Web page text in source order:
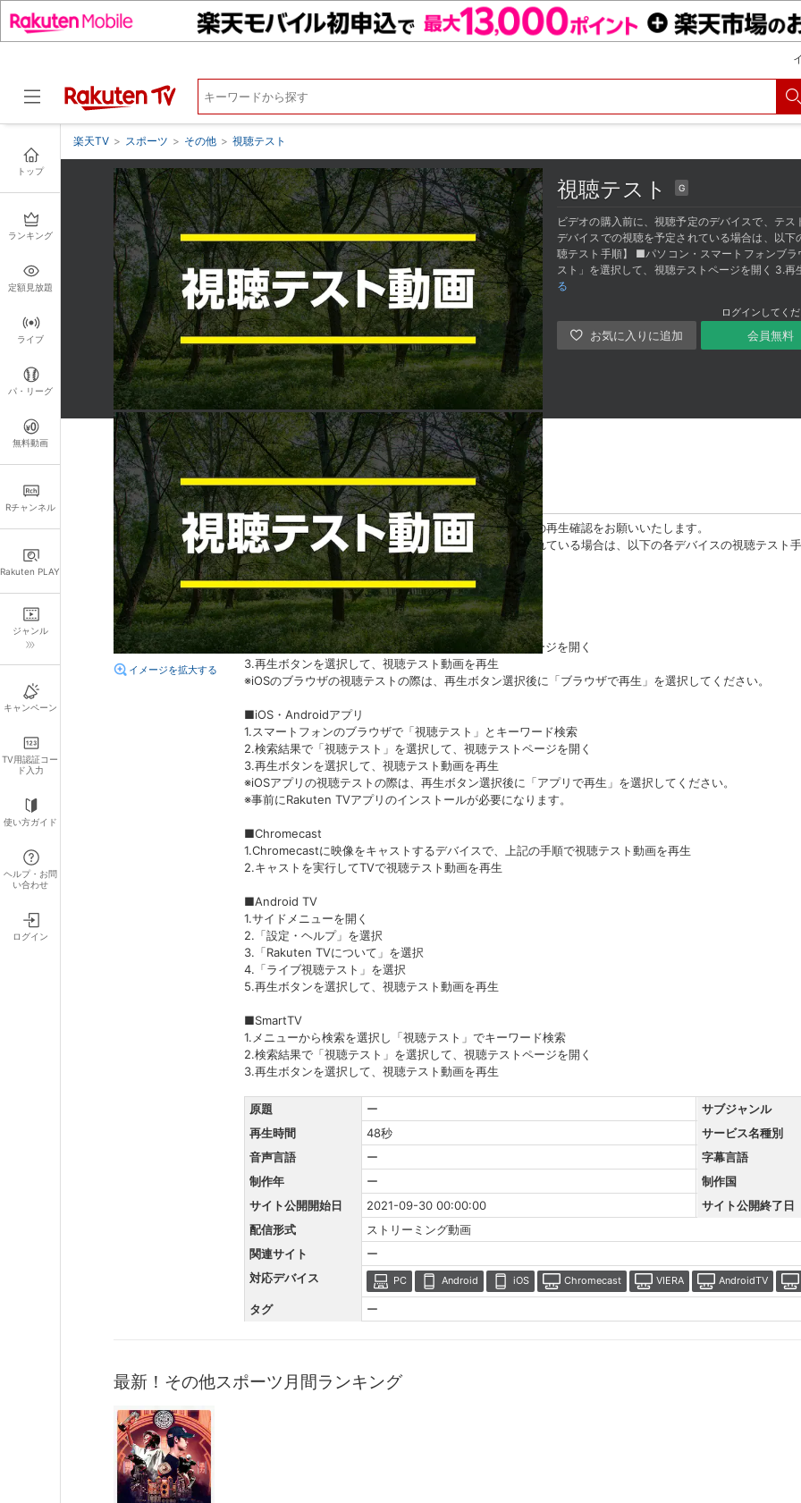
トップ
ランキング
定額見放題
ライブ
パ・リーグ
無料動画
Rチャンネル
Rakuten PLAY
ジャンル
キャンペーン
TV用認証コー
ド入力
使い方ガイド
ヘルプ・お問
い合わせ
ログイン
楽天TV > スポーツ > その他 > 視聴テスト
視聴テスト G
ビデオの購入前に、視聴予定のデバイスで、テ
デバイスでの視聴を予定されている場合は、以
聴テスト手順】 ■パソコン・スマートフォンブ
スト」を選択して、視聴テストページを開く 3.
る
ログインしてく
会員無料
詳細情報
イメージを拡大する
あらすじ
ビデオの購入前に、視聴予定のデバイスで、テスト動画の再生確認をお願いいたします。
本ページを開いている以外のデバイスでの視聴を予定されている場合は、以下の各デバイスの視聴テスト手
【各デバイスの視聴テスト手順】
■パソコン・スマートフォンブラウザ
1.キーワード検索で「視聴テスト」と検索
2.検索結果で「視聴テスト」を選択して、視聴テストページを開く
3.再生ボタンを選択して、視聴テスト動画を再生
※iOSのブラウザの視聴テストの際は、再生ボタン選択後に「ブラウザで再生」を選択してください。
■iOS・Androidアプリ
1.スマートフォンのブラウザで「視聴テスト」とキーワード検索
2.検索結果で「視聴テスト」を選択して、視聴テストページを開く
3.再生ボタンを選択して、視聴テスト動画を再生
※iOSアプリの視聴テストの際は、再生ボタン選択後に「アプリで再生」を選択してください。
※事前にRakuten TVアプリのインストールが必要になります。
■Chromecast
1.Chromecastに映像をキャストするデバイスで、上記の手順で視聴テスト動画を再生
2.キャストを実行してTVで視聴テスト動画を再生
■Android TV
1.サイドメニューを開く
2.「設定・ヘルプ」を選択
3.「Rakuten TVについて」を選択
4.「ライブ視聴テスト」を選択
5.再生ボタンを選択して、視聴テスト動画を再生
■SmartTV
1.メニューから検索を選択し「視聴テスト」でキーワード検索
2.検索結果で「視聴テスト」を選択して、視聴テストページを開く
3.再生ボタンを選択して、視聴テスト動画を再生
原題 ー サブジャンル
再生時間
48秒 サービス名種別
音声言語
ー 字幕言語
制作年
ー 制作国
サイト公開開始日
2021-09-30 00:00:00 サイト公開終了日
配信形式
ストリーミング動画
関連サイト
ー
対応デバイス
PC Android iOS Chromecast VIERA AndroidTV
タグ ー
最新！その他スポーツ月間ランキング